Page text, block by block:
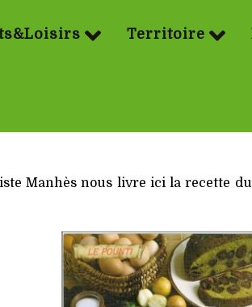
Territoire
Manhès nous livre ici la recette